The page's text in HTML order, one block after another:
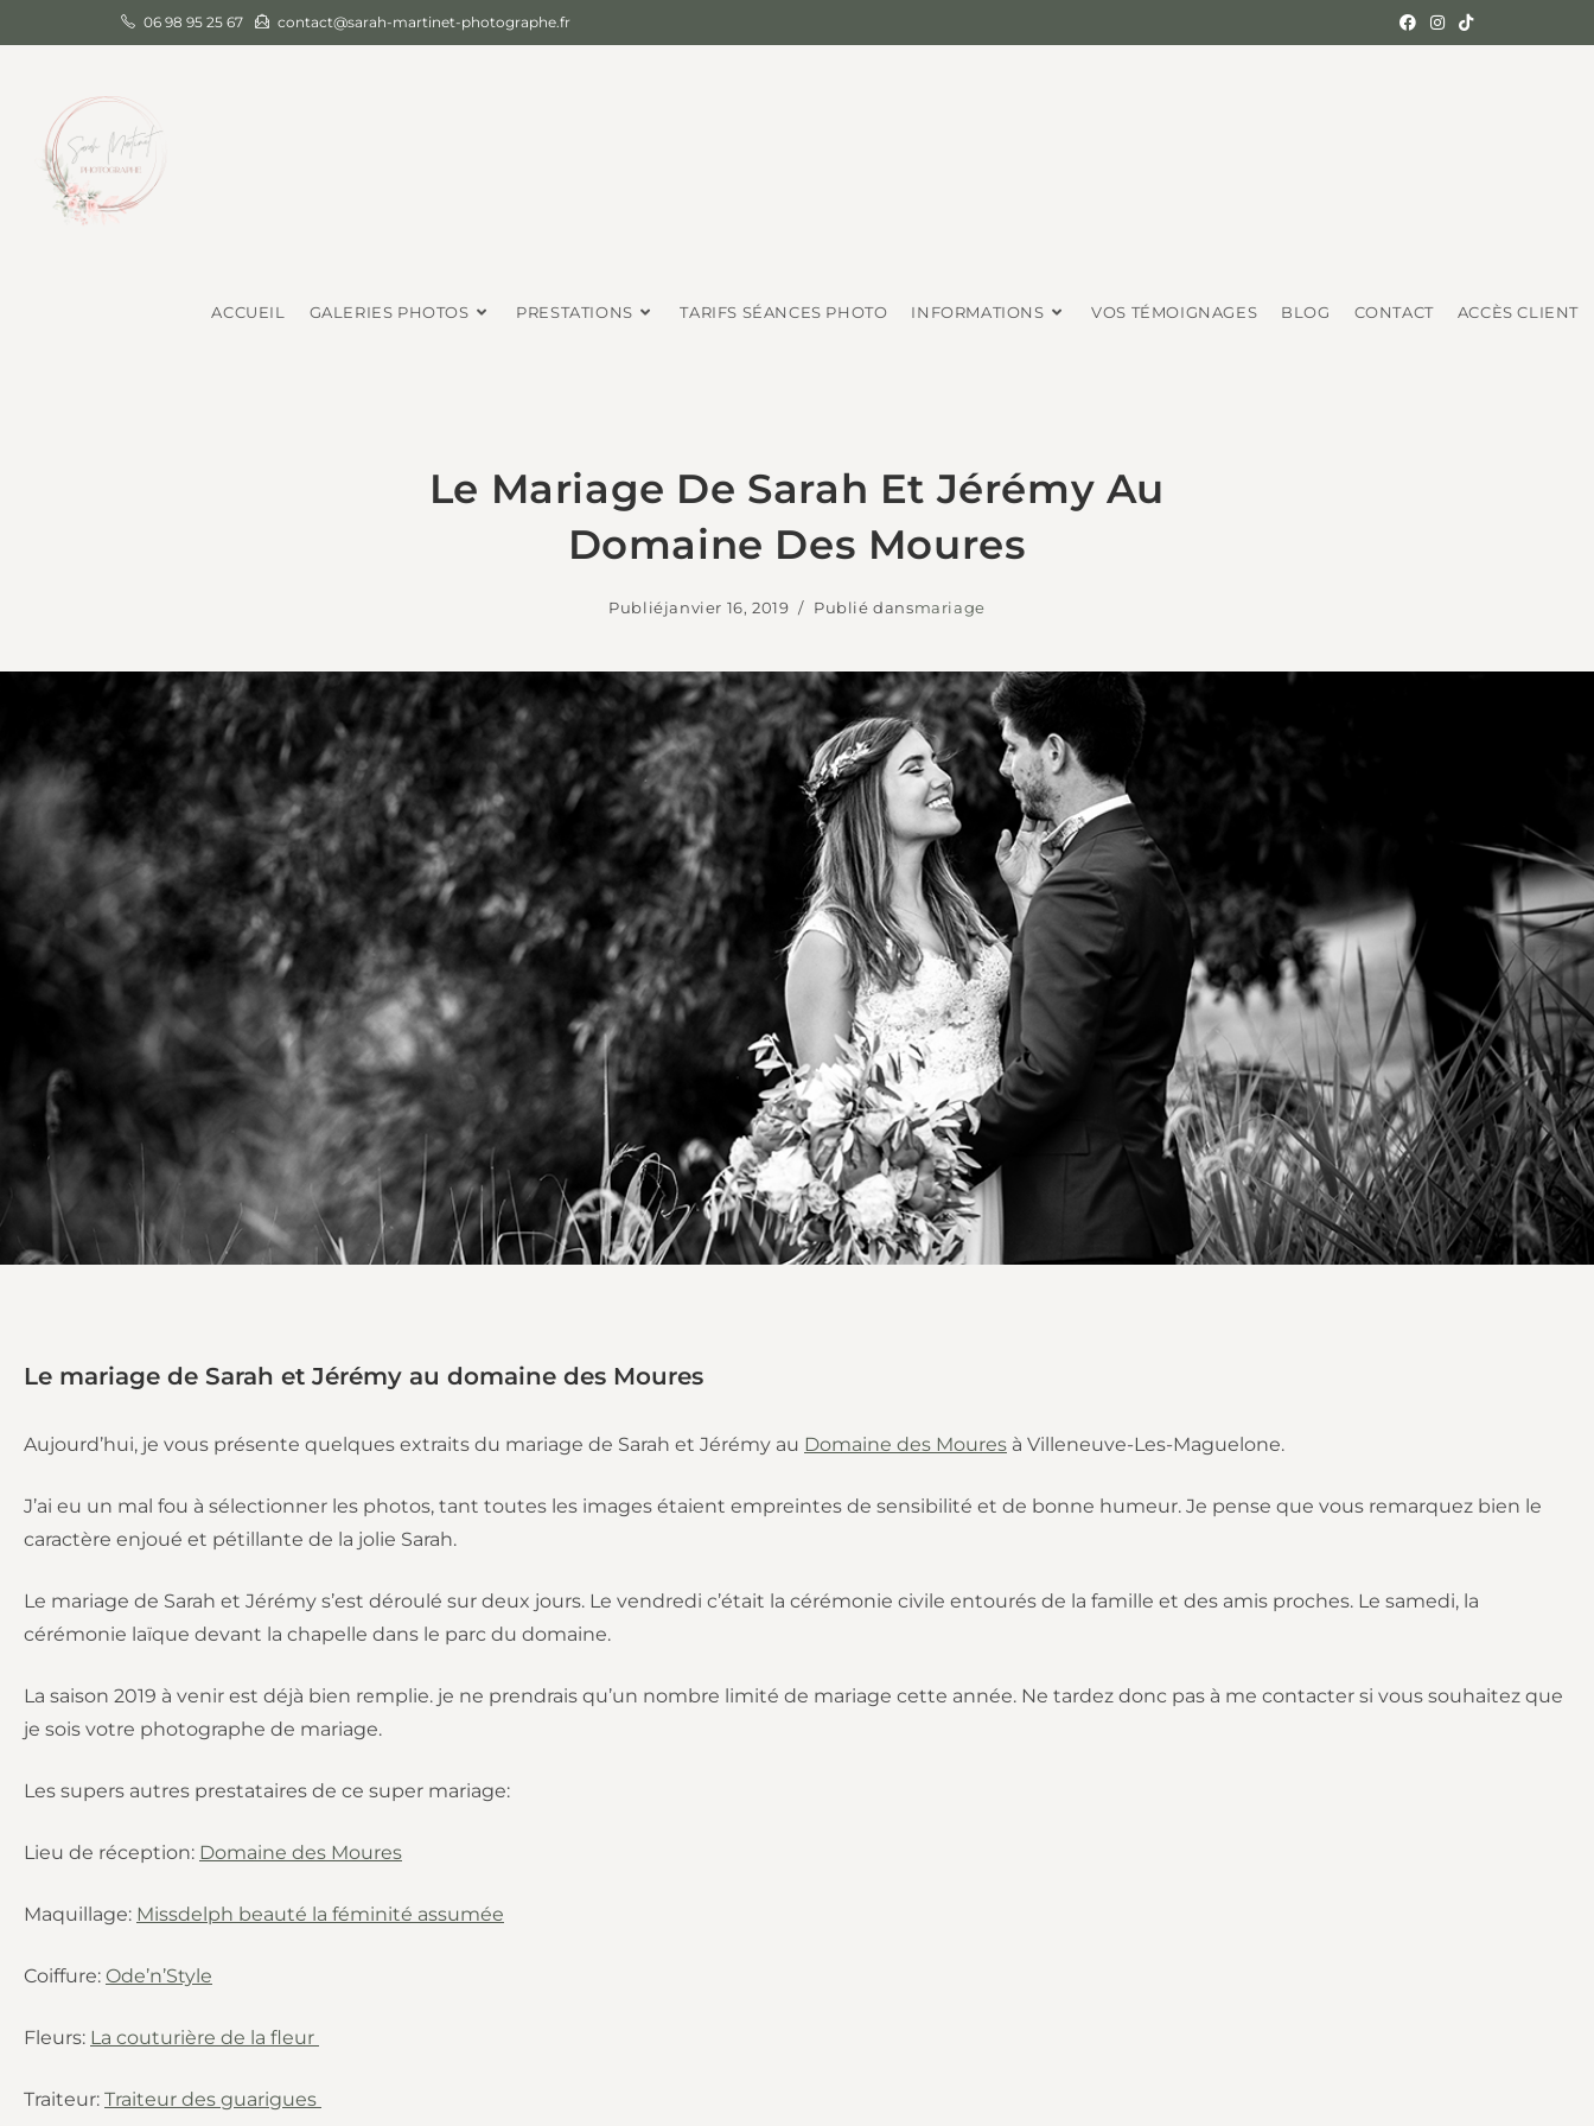
06 98 95 25 67 contact@sarah-martinet-photographe.fr
ACCUEIL GALERIES PHOTOS PRESTATIONS TARIFS SÉANCES PHOTO INFORMATIONS VOS TÉMOIGNAGES BLOG CONTACT ACCÈS CLIENT
Le Mariage De Sarah Et Jérémy Au
Domaine Des Moures
Publiéjanvier 16, 2019 Publié dansmariage
Le mariage de Sarah et Jérémy au domaine des Moures
Aujourd’hui, je vous présente quelques extraits du mariage de Sarah et Jérémy au Domaine des Moures à Villeneuve-Les-Maguelone.
J’ai eu un mal fou à sélectionner les photos, tant toutes les images étaient empreintes de sensibilité et de bonne humeur. Je pense que vous remarquez bien le
caractère enjoué et pétillante de la jolie Sarah.
Le mariage de Sarah et Jérémy s’est déroulé sur deux jours. Le vendredi c’était la cérémonie civile entourés de la famille et des amis proches. Le samedi, la
cérémonie laïque devant la chapelle dans le parc du domaine.
La saison 2019 à venir est déjà bien remplie. je ne prendrais qu’un nombre limité de mariage cette année. Ne tardez donc pas à me contacter si vous souhaitez que
je sois votre photographe de mariage.
Les supers autres prestataires de ce super mariage:
Lieu de réception: Domaine des Moures
Maquillage: Missdelph beauté la féminité assumée
Coiffure: Ode’n’Style
Fleurs: La couturière de la fleur
Traiteur: Traiteur des guarigues